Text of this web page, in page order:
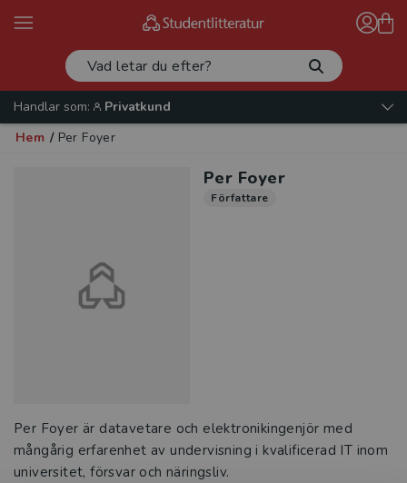
Handlar som:
Privatkund
Hem / Per Foyer
Per Foyer
Författare
Per Foyer är datavetare och elektronikingenjör med
mångårig erfarenhet av undervisning i kvalificerad IT inom
universitet, försvar och näringsliv.